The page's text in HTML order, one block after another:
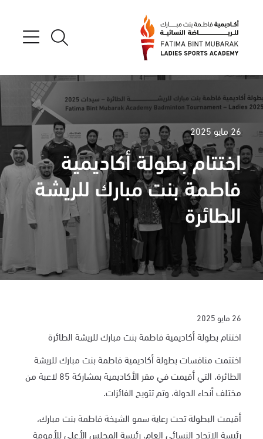
26 مايو 2025
اختتام بطولة أكاديمية
فاطمة بنت مبارك للريشة
الطائرة
26 مايو 2025
اختتام بطولة أكاديمية فاطمة بنت مبارك للريشة الطائرة
اختتمت منافسات بطولة أكاديمية فاطمة بنت مبارك للريشة
الطائرة، التي أقيمت في مقر الأكاديمية بمشاركة 85 لاعبة من
مختلف أنحاء الدولة، وتم تتويج الفائزات.
أقيمت البطولة تحت رعاية سمو الشيخة فاطمة بنت مبارك،
رئيسة الاتحاد النسائي العام، رئيسة المجلس الأعلى للأمومة